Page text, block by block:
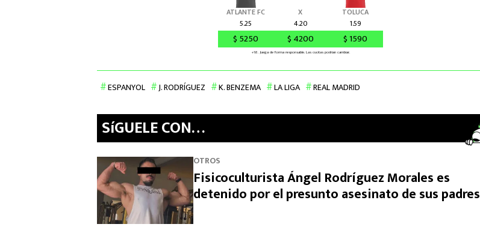
ESPANYOL J. RODRÍGUEZ K. BENZEMA LA LIGA REAL MADRID
SíGUELE CON…
OTROS
Fisicoculturista Ángel Rodríguez Morales es
detenido por el presunto asesinato de sus padres